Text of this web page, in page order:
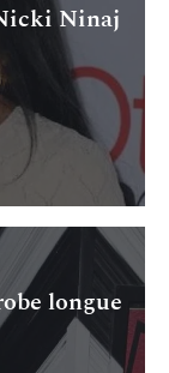
Ninaj
longue